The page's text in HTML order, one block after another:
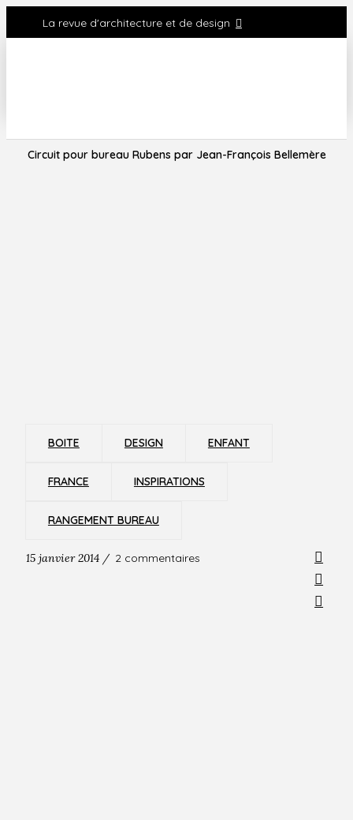
La revue d'architecture et de design
Circuit pour bureau Rubens par Jean-François Bellemère
BOITE DESIGN ENFANT
FRANCE INSPIRATIONS
RANGEMENT BUREAU
15 janvier 2014 / 2 commentaires